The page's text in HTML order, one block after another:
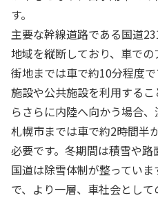
す。
主要な幹線道路である国道
地域を縦断しており、車で
街地までは車で約10分程度
施設や公共施設を利用する
らさらに内陸へ向かう場合、
札幌市までは車で約2時間半
必要です。冬期間は積雪や路
国道は除雪体制が整ってい
で、より一層、車社会として